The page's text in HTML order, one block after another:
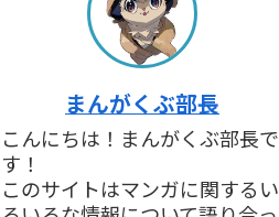
まんがくぶ部長
こんにちは！まんがくぶ部長で
す！
このサイトはマンガに関するい